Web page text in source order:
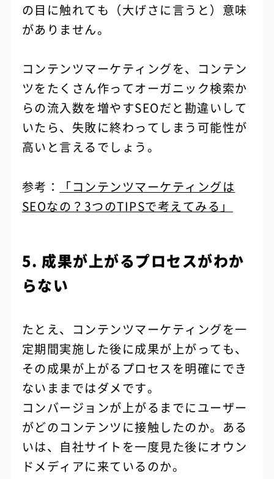
の目に触れても（大げさに言うと）意味
がありません。
コンテンツマーケティングを、コンテン
ツをたくさん作ってオーガニック検索か
らの流入数を増やすSEOだと勘違いして
いたら、失敗に終わってしまう可能性が
高いと言えるでしょう。
参考：
「コンテンツマーケティングは
SEOなの？3つのTIPSで考えてみる」
5. 成果が上がるプロセスがわか
らない
たとえ、コンテンツマーケティングを一
定期間実施した後に成果が上がっても、
その成果が上がるプロセスを明確にでき
ないままではダメです。
コンバージョンが上がるまでにユーザー
がどのコンテンツに接触したのか。ある
いは、自社サイトを一度見た後にオウン
ドメディアに来ているのか。